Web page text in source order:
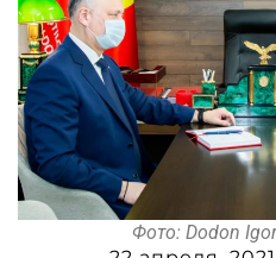
Фото: Dodon